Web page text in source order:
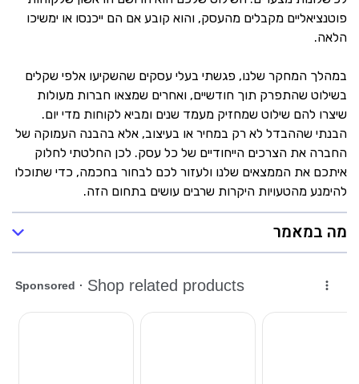
פוטנציאליים מקבלים מהעסק, והוא קובע אם הם ייכנסו או ימשיכו
הלאה.
במהלך המחקר שלנו, פגשתי בעלי עסקים שהשקיעו אלפי שקלים
בשילוט שהתפרק תוך חודשיים, ואחרים שמצאו חברות מעולות
שיצרו להם שילוט שמחזיק מעמד שנים ומביא לקוחות מדי יום.
הבנתי שההבדל לא רק במחיר או בעיצוב, אלא בהבנה העמוקה של
החברה את הצרכים הייחודיים של כל עסק. לכן החלטתי לחלוק
איתכם את הממצאים שלנו ולעזור לכם לבחור בחכמה, כדי שתוכלו
להימנע מהטעויות היקרות שרבים עושים בתחום הזה.
מה במאמר